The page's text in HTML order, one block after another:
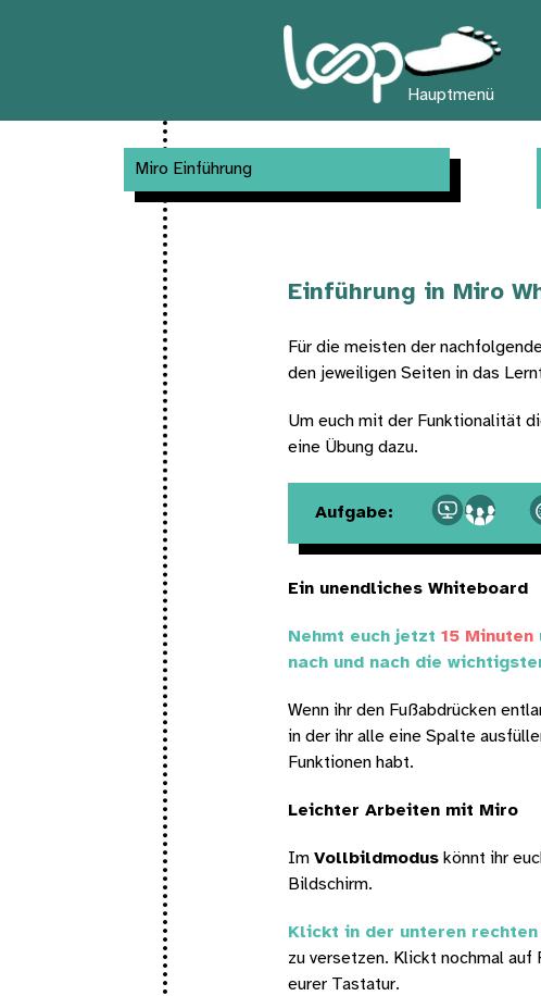
Hauptmenü
Miro Einführung
Einführung in Miro
Für die meisten der
den jeweiligen Seiten in das
Um euch mit der Funktionalität
eine Übung dazu.
Aufgabe:
Ein unendliches Whiteboard
Nehmt euch jetzt 15 Minuten
nach und nach die
Wenn ihr den Fußabdrücken
in der ihr alle eine Spalte
Funktionen habt.
Leichter Arbeiten mit Miro
Im Vollbildmodus könnt ihr
Bildschirm.
Klickt in der unteren
zu versetzen. Klickt nochmal auf
eurer Tastatur.